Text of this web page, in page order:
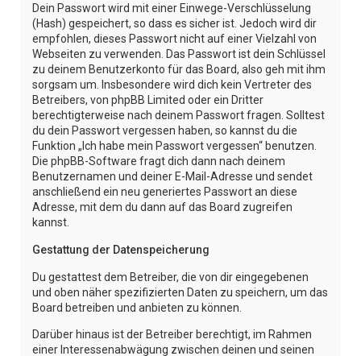
Dein Passwort wird mit einer Einwege-Verschlüsselung
(Hash) gespeichert, so dass es sicher ist. Jedoch wird dir
empfohlen, dieses Passwort nicht auf einer Vielzahl von
Webseiten zu verwenden. Das Passwort ist dein Schlüssel
zu deinem Benutzerkonto für das Board, also geh mit ihm
sorgsam um. Insbesondere wird dich kein Vertreter des
Betreibers, von phpBB Limited oder ein Dritter
berechtigterweise nach deinem Passwort fragen. Solltest
du dein Passwort vergessen haben, so kannst du die
Funktion „Ich habe mein Passwort vergessen“ benutzen.
Die phpBB-Software fragt dich dann nach deinem
Benutzernamen und deiner E-Mail-Adresse und sendet
anschließend ein neu generiertes Passwort an diese
Adresse, mit dem du dann auf das Board zugreifen
kannst.
Gestattung der Datenspeicherung
Du gestattest dem Betreiber, die von dir eingegebenen
und oben näher spezifizierten Daten zu speichern, um das
Board betreiben und anbieten zu können.
Darüber hinaus ist der Betreiber berechtigt, im Rahmen
einer Interessenabwägung zwischen deinen und seinen